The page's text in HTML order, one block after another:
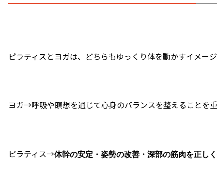
ピラティスとヨガは、どちらもゆっくり体を動かすイメー
ヨガ→呼吸や瞑想を通じて心身のバランスを整えることを
ピラティス→体幹の安定・姿勢の改善・深部の筋肉を正し